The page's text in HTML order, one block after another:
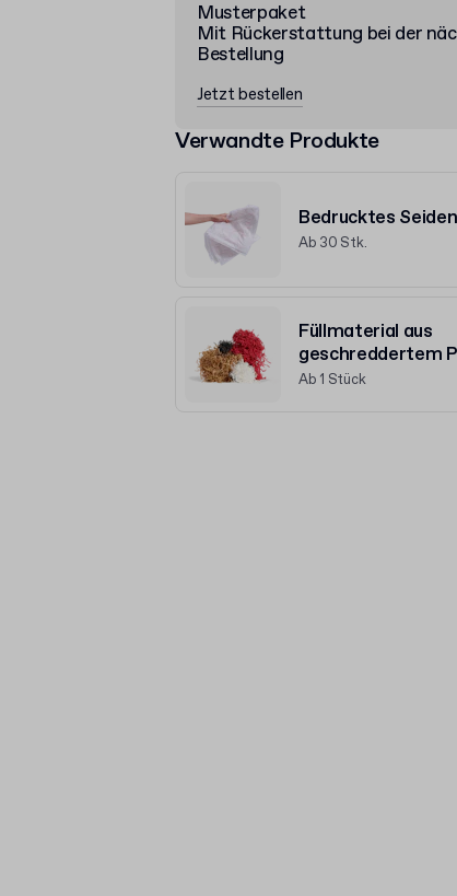
Musterpaket
Mit Rückerstattung bei der
Bestellung
Jetzt bestellen
Verwandte Produkte
Bedrucktes
Ab 30 Stk.
Füllmaterial aus
geschreddertem
Ab 1 Stück